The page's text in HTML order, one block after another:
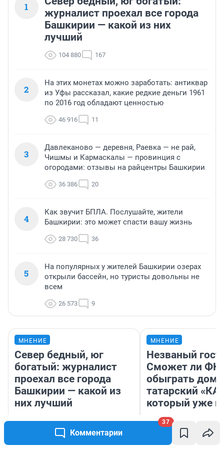
Комментарии
37
1
журналист проехал все города
Башкирии — какой из них
лучший
104 880 167
2
На этих монетах можно заработать: антиквар
из Уфы рассказал, какие редкие деньги 1961
по 2016 год обладают ценностью
46 916 11
3
Давлеканово — деревня, Раевка — не рай,
Чишмы и Кармаскалы — провинция с
огородами: отзывы на райцентры Башкирии
36 386 20
4
Как звучит БПЛА. Послушайте, жители
Башкирии: это может спасти вашу жизнь
28 730 36
5
На популярных у жителей Башкирии озерах
открыли бассейн, но туристы довольны не
всем
26 573 9
МНЕНИЕ
Север бедный, юг
богатый: журналист
проехал все города
Башкирии — какой из
них лучший
МНЕНИЕ
Незваный
Сможет ли ФК
обыграть дома
татарский
который уже